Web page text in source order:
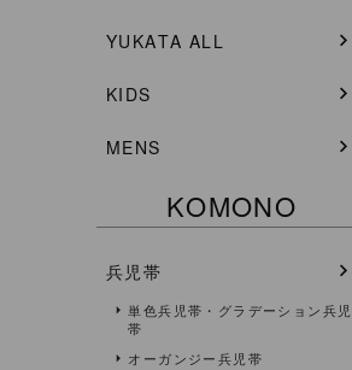
YUKATA ALL
KIDS
MENS
KOMONO
兵児帯
単色兵児帯・グラデーション兵児
帯
オーガンジー兵児帯